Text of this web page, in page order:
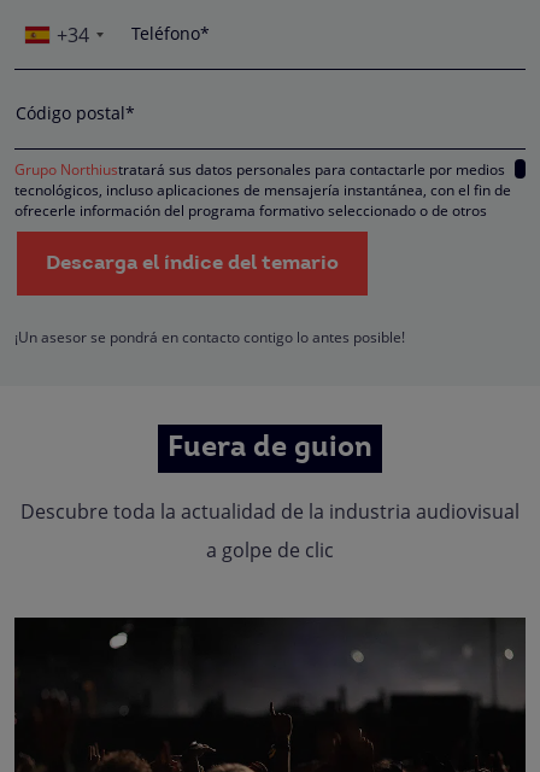
+34 Teléfono*
Código postal*
Grupo Northiustratará sus datos personales para contactarle por medios
tecnológicos, incluso aplicaciones de mensajería instantánea, con el fin de
ofrecerle información del programa formativo seleccionado o de otros
directamente relacionados con el interés manifestado y, en su caso, para
tramitar la contratación correspondiente. Compartiremos su solicitud con las
empresas que conforman elGrupo Northius, con el objeto de que estas
hacerle llegar la mejor oferta de productos y servicios de acuerdo a su
oposición, limitación, tal y como se explica en laPolítica de Privacidad
Descarga el índice del temario
¡Un asesor se pondrá en contacto contigo lo antes posible!
Fuera de guion
Descubre toda la actualidad de la industria audiovisual
a golpe de clic